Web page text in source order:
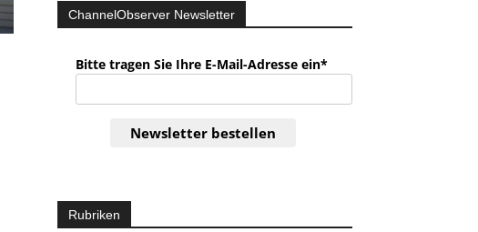
ChannelObserver Newsletter
Bitte tragen Sie Ihre E-Mail-Adresse ein*
Newsletter bestellen
Rubriken